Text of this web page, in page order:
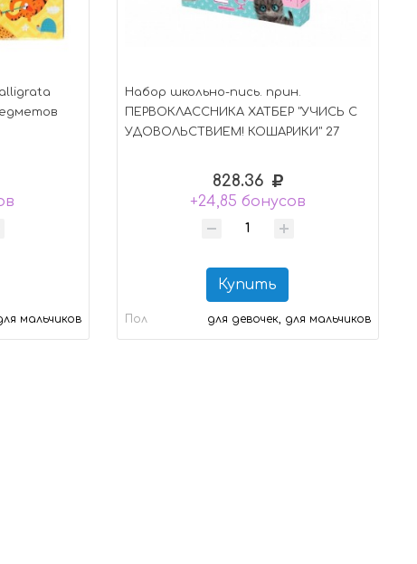
мальчиков
Набор школьно-пись. прин.
ПЕРВОКЛАССНИКА ХАТБЕР "УЧИСЬ С
УДОВОЛЬСТВИЕМ! КОШАРИКИ" 27
828.36
+24,85 бонусов
Купить
Пол для девочек, для мальчиков